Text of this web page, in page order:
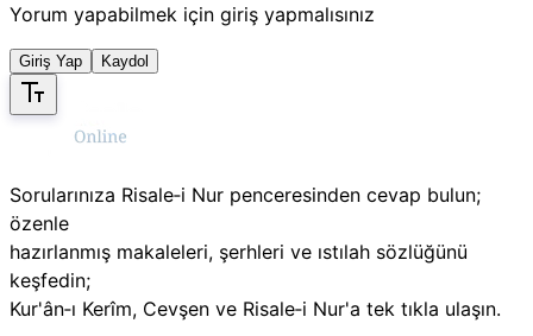
Yorum yapabilmek için giriş yapmalısınız
Giriş Yap Kaydol
Sorularınıza Risale‑i Nur penceresinden cevap bulun;
özenle
hazırlanmış makaleleri, şerhleri ve ıstılah sözlüğünü
keşfedin;
Kur'ân‑ı Kerîm, Cevşen ve Risale‑i Nur'a tek tıkla ulaşın.